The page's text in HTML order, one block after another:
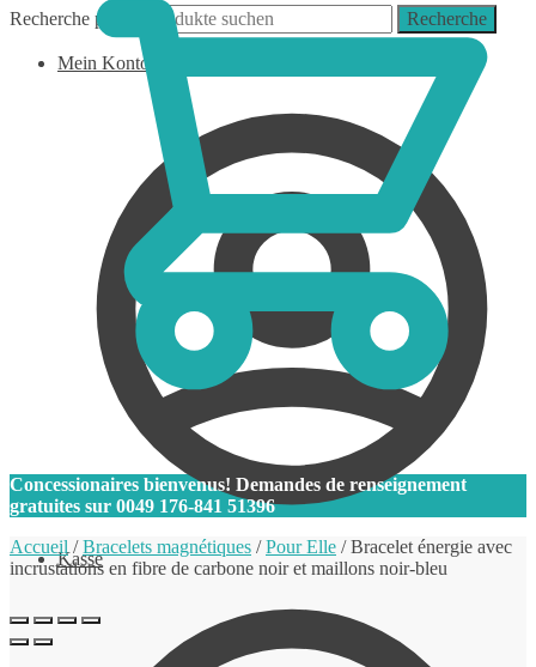
Recherche pour : Recherche
Mein Konto
Kasse
Concessionaires bienvenus! Demandes de renseignement
gratuites sur 0049 176-841 51396
Accueil /Bracelets magnétiques /Pour Elle /Bracelet énergie avec
incrustations en fibre de carbone noir et maillons noir-bleu